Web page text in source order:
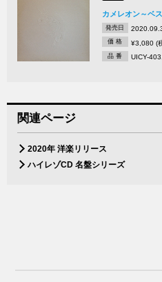
カメレオン～ベ
発売日
価 格 ¥3,080 (
品 番 UICY-
関連ページ
2020年 洋楽リリース
ハイレゾCD 名盤シリーズ